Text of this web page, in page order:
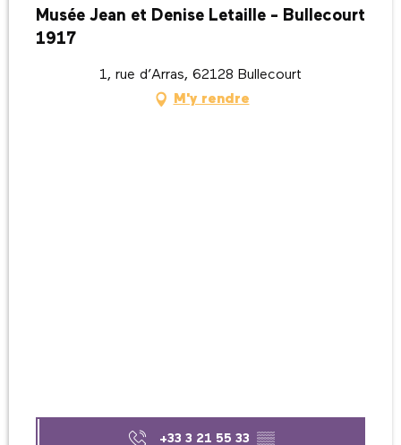
Musée Jean et Denise Letaille - Bullecourt
1917
1, rue d’Arras, 62128 Bullecourt
M'y rendre
+33 3 21 55 33 ▒▒